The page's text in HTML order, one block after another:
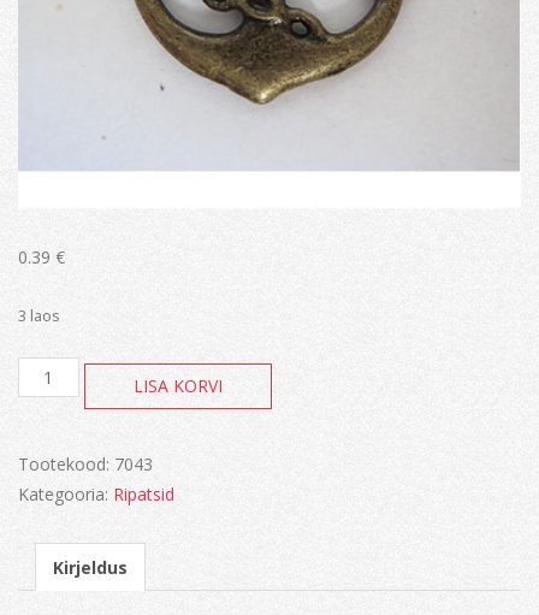
0.39 €
3 laos
Ankur-
pronks
LISA KORVI
Tootekood: 7043
Kategooria: Ripatsid
Kirjeldus